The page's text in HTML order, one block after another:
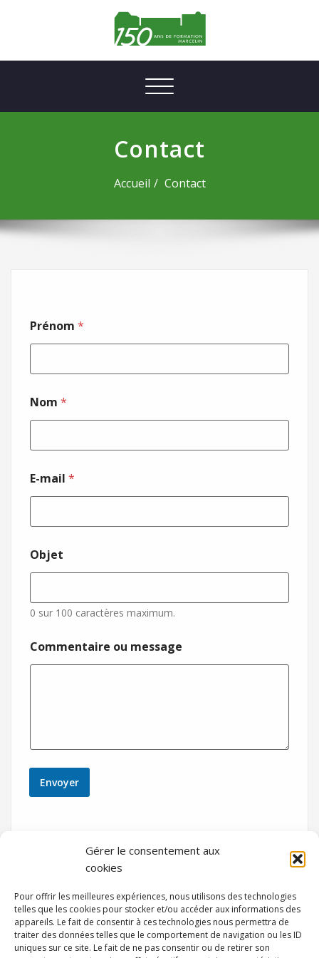
Gérer le consentement aux
cookies
Pour offrir les meilleures expériences, nous utilisons des technologies
telles que les cookies pour stocker et/ou accéder aux informations des
appareils. Le fait de consentir à ces technologies nous permettra de
traiter des données telles que le comportement de navigation ou les ID
uniques sur ce site. Le fait de ne pas consentir ou de retirer son
Afficher/masquer la navigation
Contact
Accueil Contact
Prénom *
Nom *
E-mail *
Objet
0 sur 100 caractères maximum.
Commentaire ou message
Envoyer